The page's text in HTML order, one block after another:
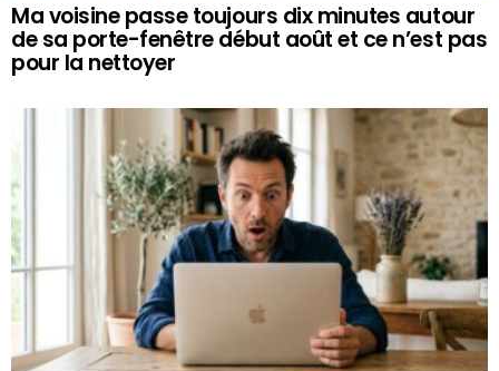
Ma voisine passe toujours dix minutes autour
de sa porte-fenêtre début août et ce n’est pas
pour la nettoyer